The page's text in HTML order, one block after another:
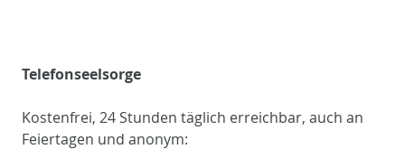
Telefonseelsorge
Kostenfrei, 24 Stunden täglich erreichbar, auch an
Feiertagen und anonym: